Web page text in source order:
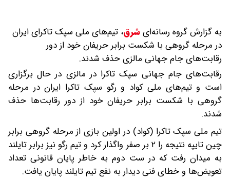
به گزارش گروه رسانه‌ایشرق، تیم‌های ملی سپک تاکرای ایران
در مرحله گروهی با شکست برابر حریفان خود از دور
رقابت‌های جام جهانی مالزی حذف شدند.
رقابت‌های جام جهانی سپک تاکرا در مالزی در حال برگزاری
است و تیم‌های ملی کواد و رگو سپک تاکرا ایران در مرحله
گروهی با شکست برابر حریفان خود از دور رقابت‌ها حذف
شدند.
تیم ملی سپک تاکرا (کواد) در اولین بازی از مرحله گروهی برابر
چین تایپه نتیجه را ۲ بر صفر واگذار کرد و تیم رگو نیز برابر تایلند
به میدان رفت که در ست دوم به خاطر پایان قانونی تعداد
تعویض‌ها و خطای فنی دیدار به نفع تیم تایلند پایان یافت.